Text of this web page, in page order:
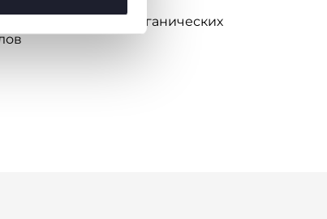
выполненная из органических